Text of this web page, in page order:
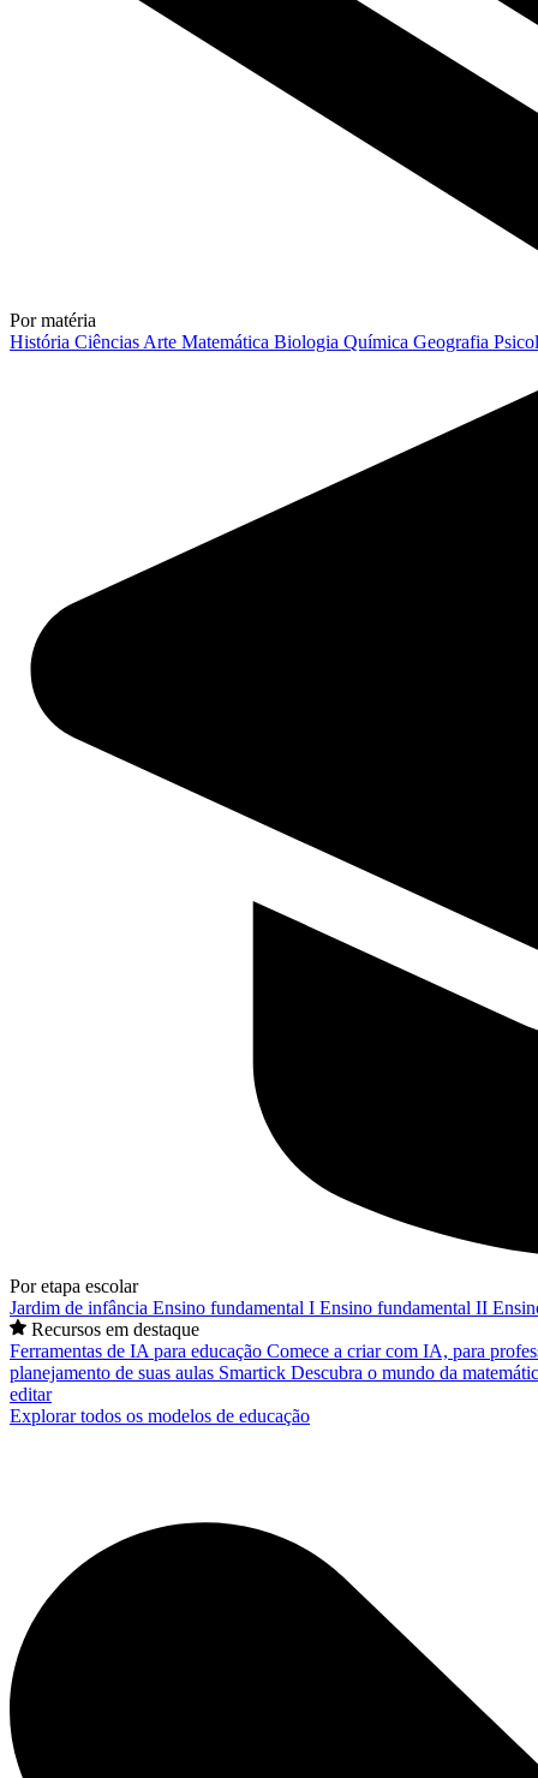
Por matéria
História Ciências Arte Matemática Biologia Química Geografia
Por etapa escolar
Jardim de infância Ensino fundamental I Ensino fundamental II
Recursos em destaque
Ferramentas de IA para educação Comece a criar com IA, para
planejamento de suas aulas Smartick Descubra o mundo da
editar
Explorar todos os modelos de educação